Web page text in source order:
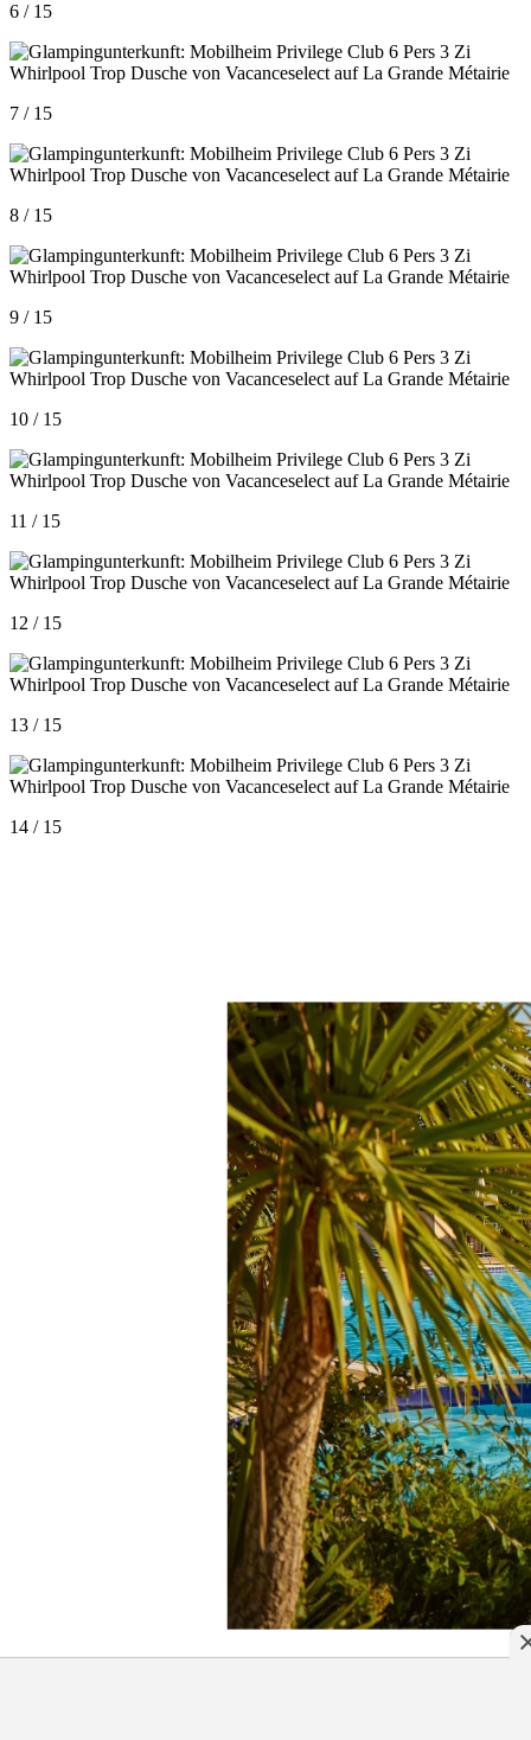
6 / 15
7 / 15
8 / 15
9 / 15
10 / 15
11 / 15
12 / 15
13 / 15
14 / 15